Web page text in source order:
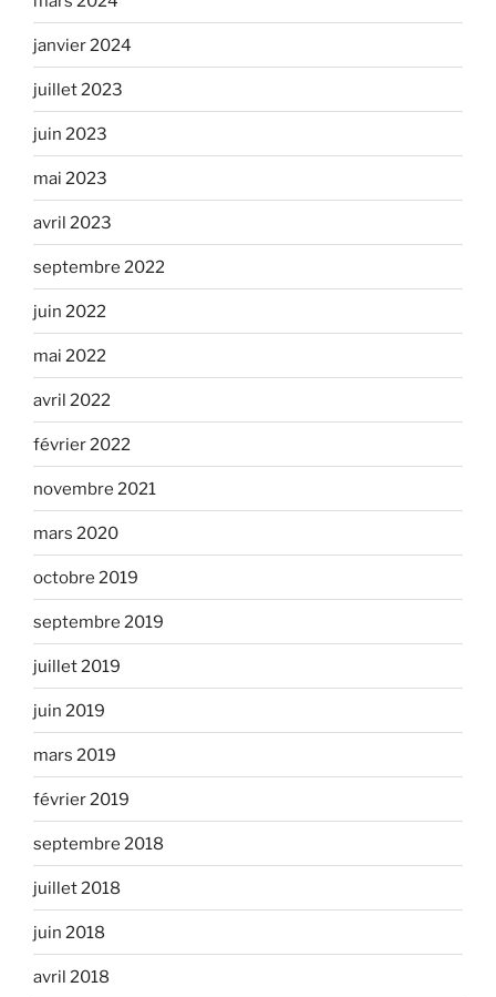
janvier 2024
juillet 2023
juin 2023
mai 2023
avril 2023
septembre 2022
juin 2022
mai 2022
avril 2022
février 2022
novembre 2021
mars 2020
octobre 2019
septembre 2019
juillet 2019
juin 2019
mars 2019
février 2019
septembre 2018
juillet 2018
juin 2018
avril 2018